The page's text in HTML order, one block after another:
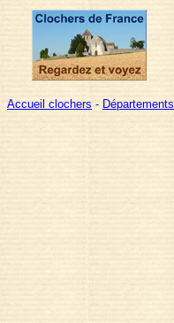
Accueil clochers - Départements